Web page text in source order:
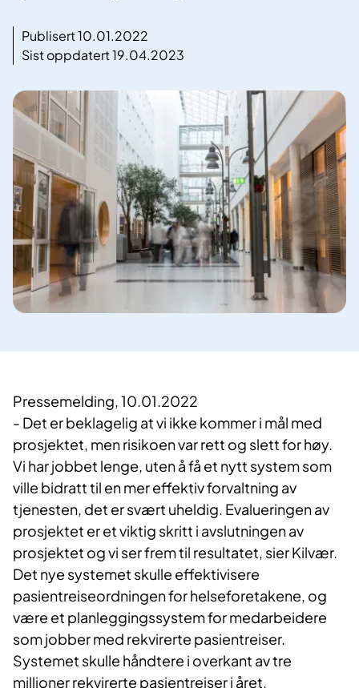
Publisert 10.01.2022
Sist oppdatert 19.04.2023
Pressemelding, 10.01.2022
​- Det er beklagelig at vi ikke kommer i mål med
prosjektet, men risikoen var rett og slett for høy.
Vi har jobbet lenge, uten å få et nytt system som
ville bidratt til en mer effektiv forvaltning av
tjenesten, det er svært uheldig. Evalueringen av
prosjektet er et viktig skritt i avslutningen av
prosjektet og vi ser frem til resultatet, sier Kilvær.
Det nye systemet skulle effektivisere
pasientreiseordningen for helseforetakene, og
være et planleggingssystem for medarbeidere
som jobber med rekvirerte pasientreiser.
Systemet skulle håndtere i overkant av tre
millioner rekvirerte pasientreiser i året.